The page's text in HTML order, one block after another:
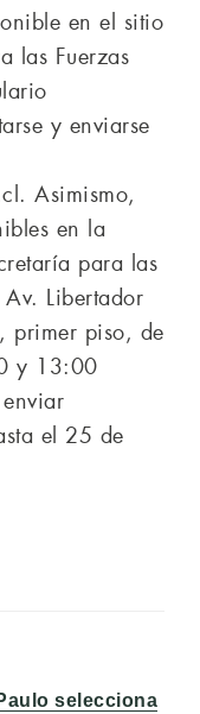
en el sitio
las Fuerzas
y enviarse
Asimismo,
en la
para las
Libertador
primer piso, de
y 13:00
el 25 de
selecciona